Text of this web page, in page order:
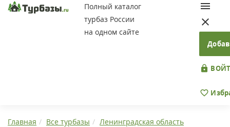
Полный каталог
турбаз России
на одном сайте
Главная Все турбазы
Ленинградская область